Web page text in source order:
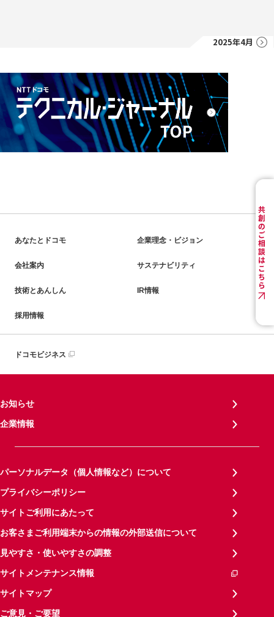
2025年4月
あなたとドコモ 企業理念・ビジョン
会社案内 サステナビリティ
技術とあんしん IR情報
採用情報
ドコモビジネス
お知らせ
企業情報
パーソナルデータ（個人情報など）について
プライバシーポリシー
サイトご利用にあたって
お客さまご利用端末からの情報の外部送信について
見やすさ・使いやすさの調整
サイトメンテナンス情報
サイトマップ
ご意見・ご要望